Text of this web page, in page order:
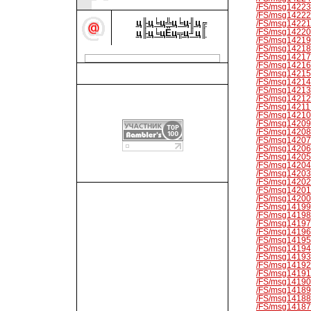
ц╟ц╘ц╩ц╘ц╢ц╔
ц╟ц╘цЁц╦ц╜ц║
/FS/
/FS/
/FS/
/FS/
/FS/
/FS/
/FS/
/FS/
/FS/
/FS/
/FS/
/FS/
/FS/
/FS/
/FS/
/FS/
/FS/
/FS/
/FS/
/FS/
/FS/
/FS/
/FS/
/FS/
/FS/
/FS/
/FS/
/FS/
/FS/
/FS/
/FS/
/FS/
/FS/
/FS/
/FS/
/FS/
/FS/